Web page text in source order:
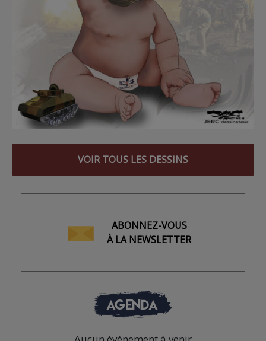
VOIR TOUS LES DESSINS
ABONNEZ-VOUS
À LA NEWSLETTER
AGENDA